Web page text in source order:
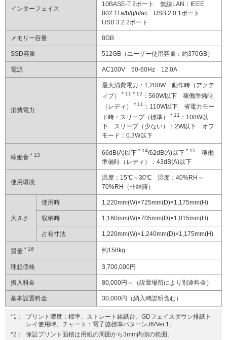
インターフェイス
10BASE-T 2ポート 無線LAN：IEEE
802.11a/b/g/n/ac USB 2.0 1ポート
USB 3.2 2ポート
メモリー容量 8GB
SSD容量 512GB（ユーザー使用容量：約370GB）
電源 AC100V 50-60Hz 12.0A
消費電力
最大消費電力：1,200W 動作時（アクテ
ィブ）
＊11 ＊12 ：560W以下 稼働準備時
（レディ）
＊11
：110W以下 省電力モー
ド時：スリープ（標準）
＊11
：108W以
下 スリープ（少ない）：2W以下 オフ
モード：0.3W以下
稼働音 ＊13 66dB(A)以下 ＊14/62dB(A)以下 ＊15
稼働
準備時（レディ）：43dB(A)以下
使用環境
温度：15℃～30℃ 湿度：40%RH～
70%RH（非結露）
大きさ
使用時 1,220mm(W)×725mm(D)×1,175mm(H)
収納時 1,160mm(W)×705mm(D)×1,015mm(H)
占有寸法 1,220mm(W)×1,240mm(D)×1,175mm(H)
質量 ＊16 約158kg
理想価格 3,700,000円
搬入料金 80,000円～（設置場所により別途料金）
基本設置料金 30,000円（納入時説明含む）
*1：
プリント濃度：標準、ストレート給紙台、GDフェイスダウン排紙ト
レイ使用時、チャート：電子協標準パターンJ6/Ver.1。
*2：
保証プリント面積は用紙の周囲から3mm内側の範囲。